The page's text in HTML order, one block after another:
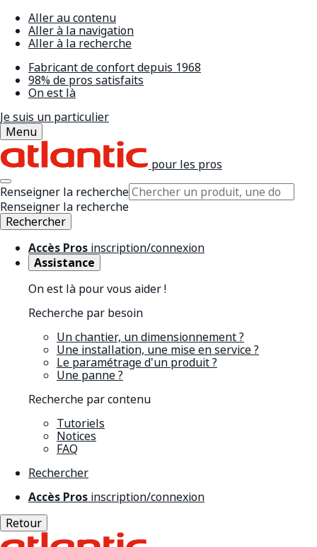
Aller au contenu
Aller à la navigation
Aller à la recherche
Fabricant de confort depuis 1968
98% de pros satisfaits
On est là
Je suis un particulier
Menu
pour les pros
Renseigner la recherche
Renseigner la recherche
Rechercher
Accès Pros inscription/connexion
Assistance
On est là pour vous aider !
Recherche par besoin
Un chantier, un dimensionnement ?
Une installation, une mise en service ?
Le paramétrage d'un produit ?
Une panne ?
Recherche par contenu
Tutoriels
Notices
FAQ
Rechercher
Accès Pros inscription/connexion
Retour